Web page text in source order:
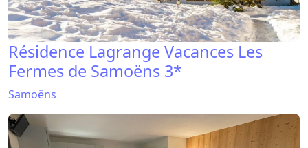
Résidence Lagrange Vacances Les
Fermes de Samoëns 3*
Samoëns